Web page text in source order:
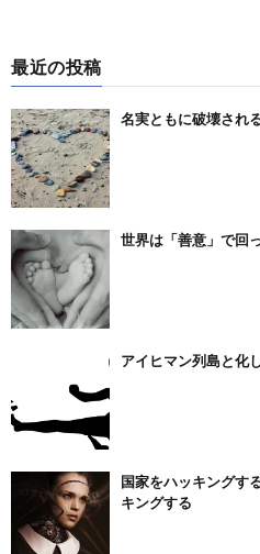
最近の投稿
名実ともに破壊され
世界は「善意」で回
アイヒマン列島と化
国家をハッキングす
キングする